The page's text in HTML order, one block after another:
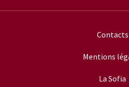
Contacts
Mentions
La Sofia